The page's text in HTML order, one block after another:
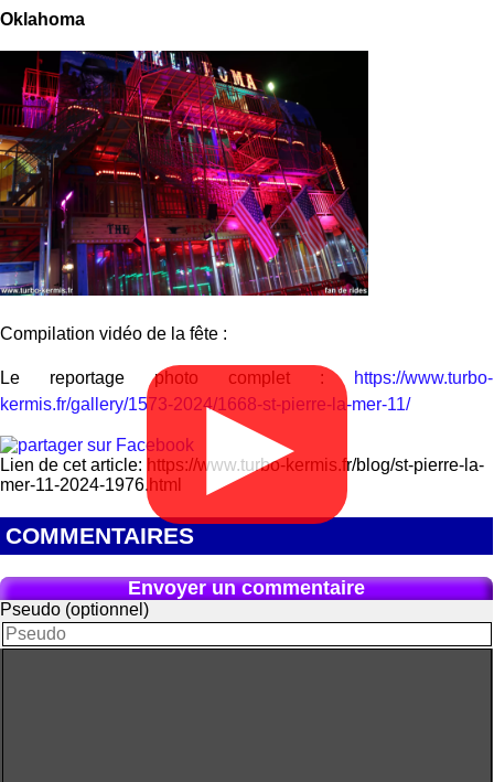
Oklahoma
Compilation vidéo de la fête :
▶
Le reportage photo complet : https://www.turbo-
kermis.fr/gallery/1573-2024/1668-st-pierre-la-mer-11/
Lien de cet article: https://www.turbo-kermis.fr/blog/st-pierre-la-
mer-11-2024-1976.html
COMMENTAIRES
Envoyer un commentaire
Pseudo (optionnel)